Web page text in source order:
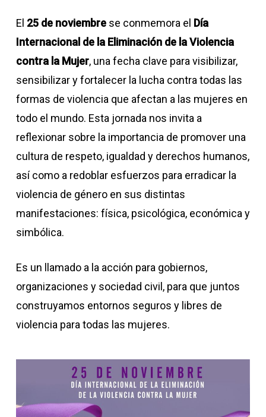
El 25 de noviembrese conmemora el Día
Internacional de la Eliminación de la Violencia
contra la Mujer, una fecha clave para visibilizar,
sensibilizar y fortalecer la lucha contra todas las
formas de violencia que afectan a las mujeres en
todo el mundo. Esta jornada nos invita a
reflexionar sobre la importancia de promover una
cultura de respeto, igualdad y derechos humanos,
así como a redoblar esfuerzos para erradicar la
violencia de género en sus distintas
manifestaciones: física, psicológica, económica y
simbólica.
Es un llamado a la acción para gobiernos,
organizaciones y sociedad civil, para que juntos
construyamos entornos seguros y libres de
violencia para todas las mujeres.